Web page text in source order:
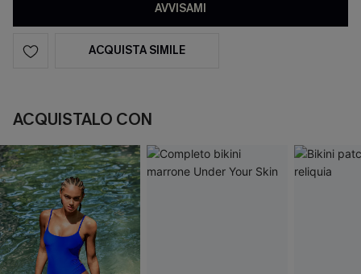
AVVISAMI
ACQUISTA SIMILE
ACQUISTALO CON